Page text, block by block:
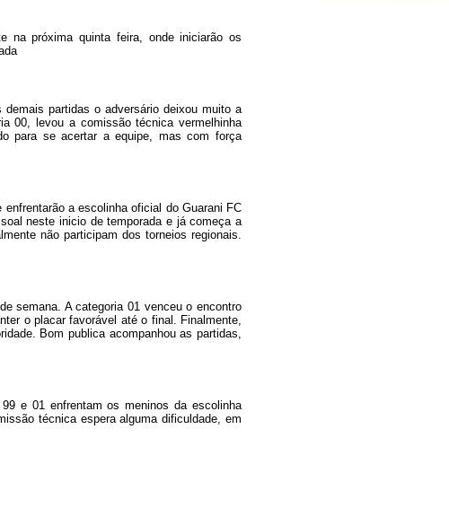
na próxima quinta feira, onde iniciarão os
partidas o adversário deixou muito a
00, levou a comissão técnica vermelhinha
para se acertar a equipe, mas com força
a escolinha oficial do Guarani FC
neste inicio de temporada e já começa a
não participam dos torneios regionais.
semana. A categoria 01 venceu o encontro
o placar favorável até o final. Finalmente,
Bom publica acompanhou as partidas,
e 01 enfrentam os meninos da escolinha
técnica espera alguma dificuldade, em